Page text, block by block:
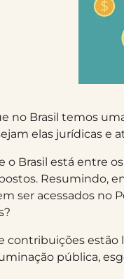
no Brasil temos
elas jurídicas e
o Brasil está entre
Resumindo,
ser acessados no
e contribuições
pública,